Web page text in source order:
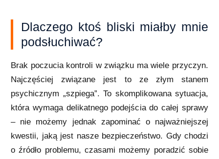
Dlaczego ktoś bliski miałby mnie
podsłuchiwać?
Brak poczucia kontroli w związku ma wiele przyczyn.
Najczęściej związane jest to ze złym stanem
psychicznym „szpiega”. To skomplikowana sytuacja,
która wymaga delikatnego podejścia do całej sprawy
– nie możemy jednak zapominać o najważniejszej
kwestii, jaką jest nasze bezpieczeństwo. Gdy chodzi
o źródło problemu, czasami możemy poradzić sobie